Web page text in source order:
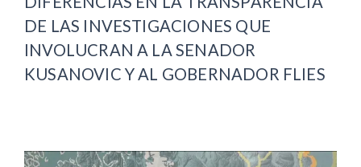
DE LAS INVESTIGACIONES QUE
INVOLUCRAN A LA SENADOR
KUSANOVIC Y AL GOBERNADOR FLIES